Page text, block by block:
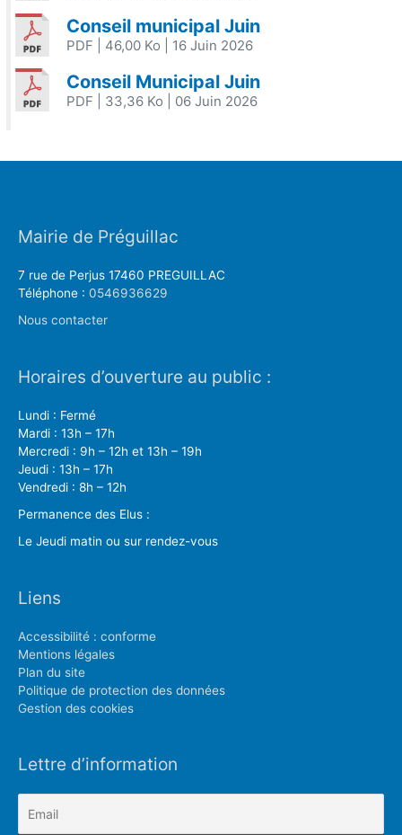
Conseil municipal Juin
PDF | 46,00 Ko | 16 Juin 2026
Conseil Municipal Juin
PDF | 33,36 Ko | 06 Juin 2026
Mairie de Préguillac
7 rue de Perjus 17460 PREGUILLAC
Téléphone : 0546936629
Nous contacter
Horaires d’ouverture au public :
Lundi : Fermé
Mardi : 13h – 17h
Mercredi : 9h – 12h et 13h – 19h
Jeudi : 13h – 17h
Vendredi : 8h – 12h
Permanence des Elus :
Le Jeudi matin ou sur rendez-vous
Liens
Accessibilité : conforme
Mentions légales
Plan du site
Politique de protection des données
Gestion des cookies
Lettre d’information